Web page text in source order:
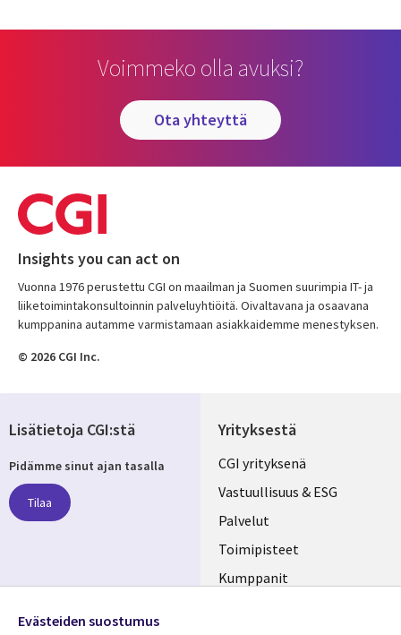
Voimmeko olla avuksi?
ota yhteyttä
Insights you can act on
Vuonna 1976 perustettu CGI on maailman ja Suomen suurimpia IT- ja
liiketoimintakonsultoinnin palveluyhtiöitä. Oivaltavana ja osaavana
kumppanina autamme varmistamaan asiakkaidemme menestyksen.
© 2026 CGI Inc.
Yrityksestä
Useful
links
FINLAND
CGI yrityksenä
Vastuullisuus & ESG
Palvelut
Toimipisteet
Kumppanit
Lisätietoja CGI:stä
Pidämme sinut ajan tasalla
Tilaa
Evästeiden suostumus